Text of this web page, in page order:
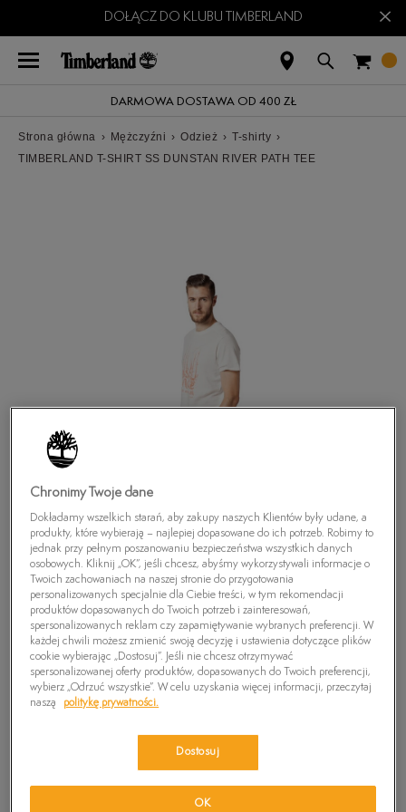
DOŁĄCZ DO KLUBU TIMBERLAND ×
DARMOWA DOSTAWA OD 400 ZŁ
Strona główna › Mężczyźni › Odzież › T-shirty ›
TIMBERLAND T-SHIRT SS DUNSTAN RIVER PATH TEE
TIMBERLAND T-SHIRT SS DUNSTAN RIVER
PATH TEE
39,99 zł
Chronimy Twoje dane
Dokładamy wszelkich starań, aby zakupy naszych Klientów były udane, a
produkty, które wybierają – najlepiej dopasowane do ich potrzeb. Robimy to
jednak przy pełnym poszanowaniu bezpieczeństwa wszystkich danych
osobowych. Kliknij „OK”, jeśli chcesz, abyśmy wykorzystywali informacje o
Twoich zachowaniach na naszej stronie do przygotowania
personalizowanych specjalnie dla Ciebie treści, w tym rekomendacji
produktów dopasowanych do Twoich potrzeb i zainteresowań,
spersonalizowanych reklam czy zapamiętywanie wybranych preferencji. W
każdej chwili możesz zmienić swoją decyzję i ustawienia dotyczące plików
cookie wybierając „Dostosuj”. Jeśli nie chcesz otrzymywać
spersonalizowanej oferty produktów, dopasowanych do Twoich preferencji,
wybierz „Odrzuć wszystkie”. W celu uzyskania więcej informacji, przeczytaj
naszą
politykę prywatności.
Dostosuj
OK